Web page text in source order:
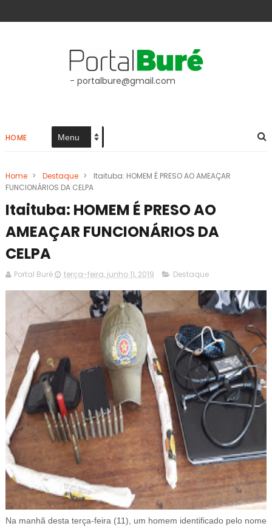
- portalbure@gmail.com
HOME
Home > Destaque >
Itaituba: HOMEM É PRESO AO AMEAÇAR
FUNCIONÁRIOS DA CELPA
Itaituba: HOMEM É PRESO AO
AMEAÇAR FUNCIONÁRIOS DA
CELPA
Portal Buré terça-feira, junho 11, 2019 Destaque
Na manhã desta terça-feira (11), um homem identificado pelo nome